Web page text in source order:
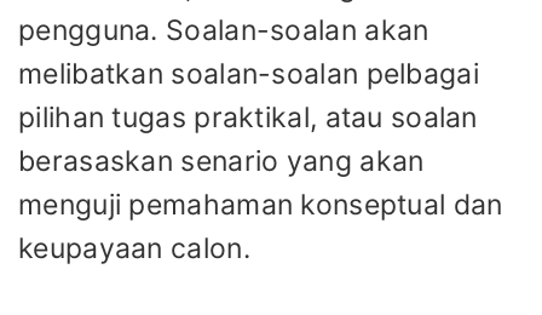
pengguna. Soalan-soalan akan
melibatkan soalan-soalan pelbagai
pilihan tugas praktikal, atau soalan
berasaskan senario yang akan
menguji pemahaman konseptual dan
keupayaan calon.